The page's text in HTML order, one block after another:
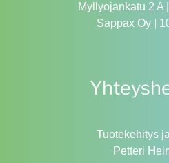
Myllyojankatu 2 A
Sappax Oy |
Tuotekehitys
Petteri